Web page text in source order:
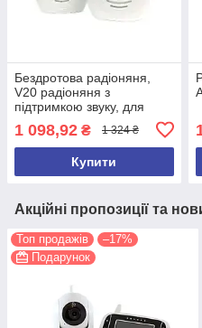
Бездротова радіоняня,
V20 радіоняня з
підтримкою звуку, для
1 098,92 ₴ 1 324 ₴
Купити
Акційні пропозиції та
Топ продажів
–17%
Подарунок